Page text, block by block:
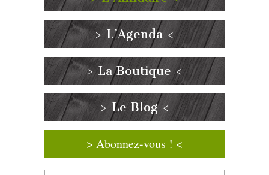
> L’Agenda <
> La Boutique <
> Le Blog <
> Abonnez-vous ! <